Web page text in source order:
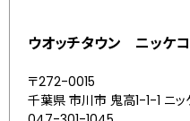
ウオッチタウン ニッケ
〒272-0015
千葉県 市川市 鬼高1-1-1 ニッ